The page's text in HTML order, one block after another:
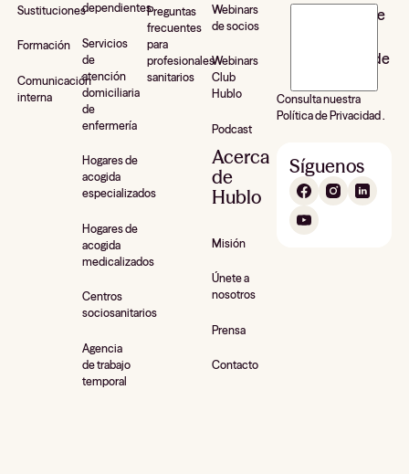
Sustituciones
Formación
Comunicación
interna
dependientes
Servicios
de
atención
domiciliaria
de
enfermería
Hogares de
acogida
especializados
Hogares de
acogida
medicalizados
Centros
sociosanitarios
Agencia
de trabajo
temporal
Preguntas
frecuentes
para
profesionales
sanitarios
Webinars
de socios
Webinars
Club
Hublo
Podcast
Acerca
de
Hublo
Misión
Únete a
nosotros
Prensa
Contacto
J’accepte de
newsletter de
Consulta nuestra
Política de Privacidad .
Síguenos